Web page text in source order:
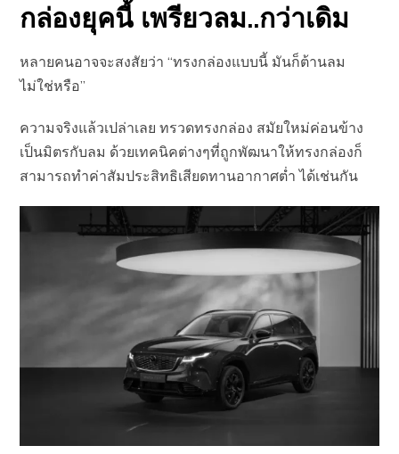
กล่องยุคนี้ เพรียวลม..กว่าเดิม
หลายคนอาจจะสงสัยว่า “ทรงกล่องแบบนี้ มันก็ต้านลม
ไม่ใช่หรือ”
ความจริงแล้วเปล่าเลย ทรวดทรงกล่อง สมัยใหม่ค่อนข้าง
เป็นมิตรกับลม ด้วยเทคนิคต่างๆที่ถูกพัฒนาให้ทรงกล่องก็
สามารถทำค่าสัมประสิทธิเสียดทานอากาศต่ำ ได้เช่นกัน